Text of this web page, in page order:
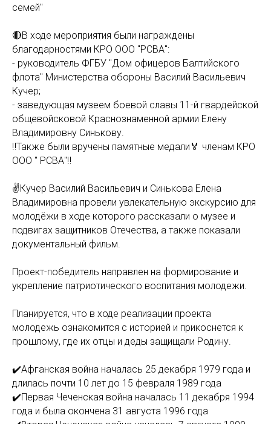
семей"
🔴В ходе мероприятия были награждены
благодарностями КРО ООО "РСВА":
- руководитель ФГБУ "Дом офицеров Балтийского
флота" Министерства обороны Василий Васильевич
Кучер;
- заведующая музеем боевой славы 11-й гвардейской
общевойсковой Краснознаменной армии Елену
Владимировну Синькову.
‼️Также были вручены памятные медали🏅 членам КРО
ООО " РСВА"‼️
✌Кучер Василий Васильевич и Синькова Елена
Владимировна провели увлекательную экскурсию для
молодёжи в ходе которого рассказали о музее и
подвигах защитников Отечества, а также показали
документальный фильм.
Проект-победитель направлен на формирование и
укрепление патриотического воспитания молодежи.
Планируется, что в ходе реализации проекта
молодежь ознакомится с историей и прикоснется к
прошлому, где их отцы и деды защищали Родину.
✔️Афганская война началась 25 декабря 1979 года и
длилась почти 10 лет до 15 февраля 1989 года
✔️Первая Чеченская война началась 11 декабря 1994
года и была окончена 31 августа 1996 года